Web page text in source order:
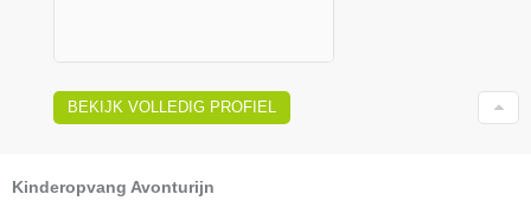
BEKIJK VOLLEDIG PROFIEL
Kinderopvang Avonturijn